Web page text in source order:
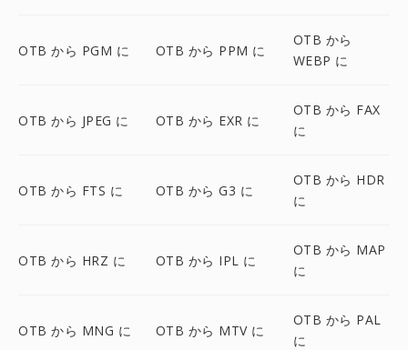
OTB から PGM に OTB から PPM に
OTB から
WEBP に
OTB から JPEG に OTB から EXR に
OTB から FAX
に
OTB から FTS に OTB から G3 に
OTB から HDR
に
OTB から HRZ に OTB から IPL に
OTB から MAP
に
OTB から MNG に OTB から MTV に
OTB から PAL
に